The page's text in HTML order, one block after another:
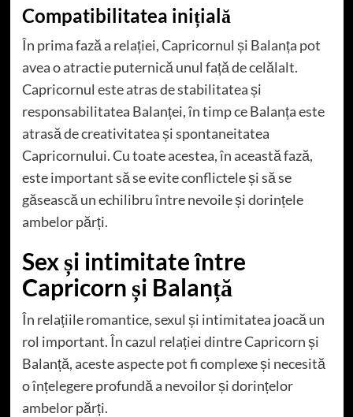
Compatibilitatea inițială
În prima fază a relației, Capricornul și Balanța pot
avea o atractie puternică unul față de celălalt.
Capricornul este atras de stabilitatea și
responsabilitatea Balanței, în timp ce Balanța este
atrasă de creativitatea și spontaneitatea
Capricornului. Cu toate acestea, în această fază,
este important să se evite conflictele și să se
găsească un echilibru între nevoile și dorințele
ambelor părți.
Sex și intimitate între
Capricorn și Balanță
În relațiile romantice, sexul și intimitatea joacă un
rol important. În cazul relației dintre Capricorn și
Balanță, aceste aspecte pot fi complexe și necesită
o înțelegere profundă a nevoilor și dorințelor
ambelor părți.